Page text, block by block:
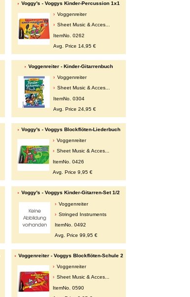
Voggy's - Voggys Kinder-Percussion 1x1
Voggenreiter
Sheet Music & Acces...
ItemNo. 0262
Avg. Price 14,95 €
Voggenreiter - Kinder-Gitarrenbuch
Voggenreiter
Sheet Music & Acces...
ItemNo. 0304
Avg. Price 24,95 €
Voggy's - Voggys Blockflöten-Liederbuch
Voggenreiter
Sheet Music & Acces...
ItemNo. 0426
Avg. Price 9,95 €
Voggy's - Voggys Kinder-Gitarren-Set 1/2
Voggenreiter
Stringed Instruments
ItemNo. 0492
Avg. Price 99,95 €
Voggenreiter - Voggys Blockflöten-Schule 2
Voggenreiter
Sheet Music & Acces...
ItemNo. 0590